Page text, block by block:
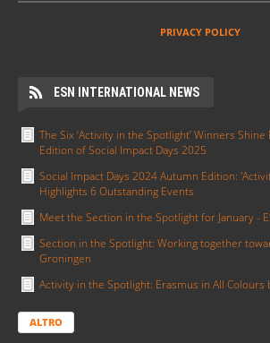
Erasmus Student Network Italia
Via Giuseppe Rondinini, 9 - 00169 Roma
Sede Legale
Via Anastasio II, 80 - 00165 Roma
CF 92105850348
P.IVA 02507830343
Statuto
info@esn.it